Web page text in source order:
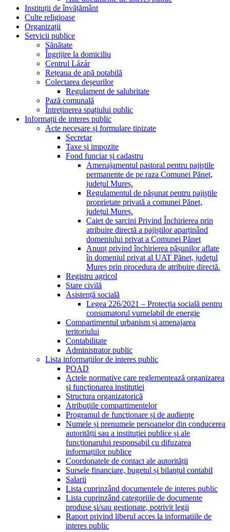
Instituții de învățământ
Culte religioase
Organizații
Servicii publice
Sănătate
Îngrijire la domiciliu
Centrul Lázár
Rețeaua de apă potabilă
Colectarea deșeurilor
Regulament de salubritate
Pază comunală
Întreținerea spațiului public
Informații de interes public
Acte necesare și formulare tipizate
Secretar
Taxe și impozite
Fond funciar și cadastru
Amenajamentul pastoral pentru pajiștile
permanente de pe raza Comunei Pănet,
județul Mureș.
Regulamentul de pășunat pentru pajiștile
proprietate privată a comunei Pănet,
județul Mureș.
Caiet de sarcini Privind Închirierea prin
atribuire directă a pajiștilor aparținând
domeniului privat a Comunei Pănet
Anunț privind închirierea pășunilor aflate
în domeniul privat al UAT Pănet, județul
Mureș prin procedura de atribuire directă.
Registru agricol
Stare civilă
Asistență socială
Legea 226/2021 – Protecția socială pentru
consumatorul vurnelabil de energie
Compartimentul urbanism și amenajarea
teritoriului
Contabilitate
Administrator public
Lista informațiilor de interes public
POAD
Actele normative care reglementează organizarea
şi funcţionarea instituţiei
Structura organizatorică
Atribuţiile compartimentelor
Programul de funcţionare și de audiențe
Numele și prenumele persoanelor din conducerea
autorității sau a instituției publice și ale
funcționarului responsabil cu difuzarea
informațiilor publice
Coordonatele de contact ale autorității
Sursele financiare, bugetul și bilanțul contabil
Salarii
Lista cuprinzând documentele de interes public
Lista cuprinzând categoriile de documente
produse şi/sau gestionate, potrivit legii
Raport privind liberul acces la informatiile de
interes public